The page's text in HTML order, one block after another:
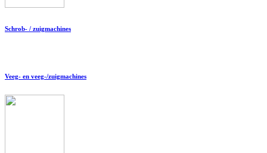
Schrob- / zuigmachines
Veeg- en veeg-/zuigmachines